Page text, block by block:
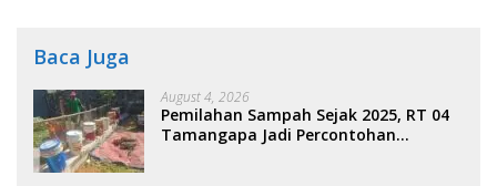
Baca Juga
August 4, 2026
Pemilahan Sampah Sejak 2025, RT 04
Tamangapa Jadi Percontohan